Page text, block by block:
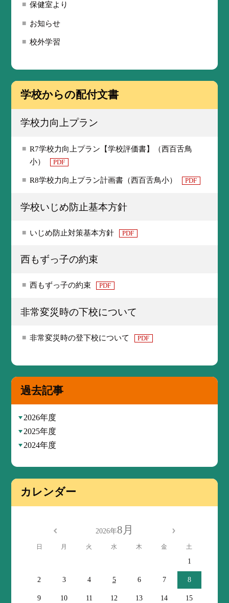
保健室より
お知らせ
校外学習
学校からの配付文書
学校力向上プラン
R7学校力向上プラン【学校評価書】（西百舌鳥
小）
PDF
R8学校力向上プラン計画書（西百舌鳥小） PDF
学校いじめ防止基本方針
いじめ防止対策基本方針 PDF
西もずっ子の約束
西もずっ子の約束 PDF
非常変災時の下校について
非常変災時の登下校について PDF
過去記事
2026年度
2025年度
2024年度
カレンダー
2026年8月
日 月 火 水 木 金 土
1
2 3 4 5 6 7 8
9 10 11 12 13 14 15